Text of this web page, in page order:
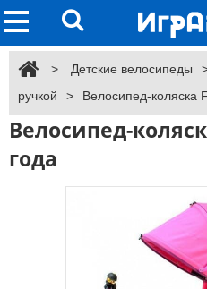
> Детские велосипеды
ручкой
> Велосипед-коляска
Велосипед-
года